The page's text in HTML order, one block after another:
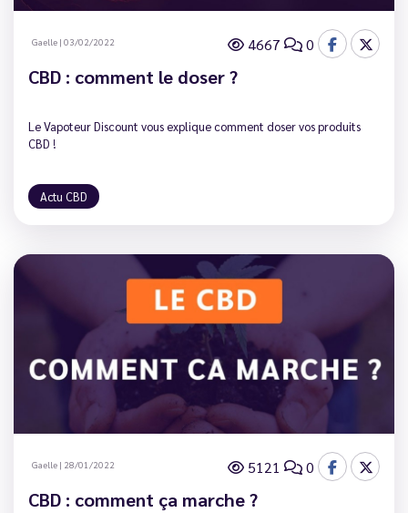
Gaelle | 03/02/2022 4667 0
CBD : comment le doser ?
Le Vapoteur Discount vous explique comment doser vos produits
CBD !
Actu CBD
Gaelle | 28/01/2022 5121 0
CBD : comment ça marche ?